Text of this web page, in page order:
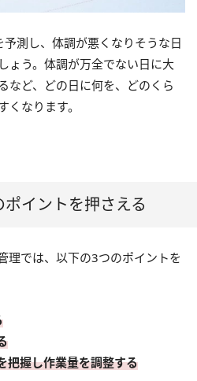
測し、体調が悪くなりそうな日
ょう。体調が万全でない日に大
など、どの日に何を、どのくら
なります。
イントを押さえる
理では、以下の3つのポイントを
把握し作業量を調整する